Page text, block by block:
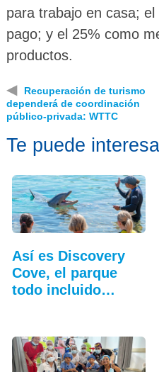
para trabajo en casa;
pago; y el 25% como
productos.
◀
Recuperación de turismo
dependerá de coordinación
público-privada: WTTC
Te puede
Así es Discovery
Cove, el parque
todo incluido